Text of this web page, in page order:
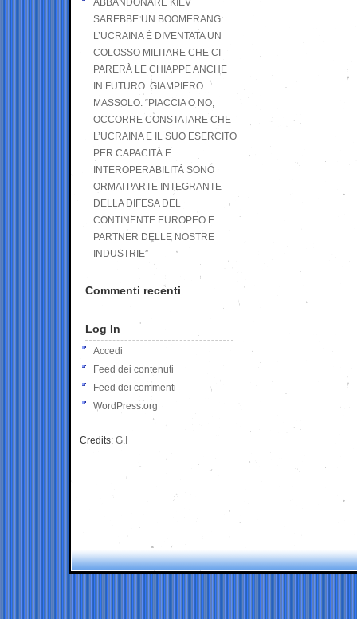
ABBANDONARE KIEV
SAREBBE UN BOOMERANG:
L’UCRAINA È DIVENTATA UN
COLOSSO MILITARE CHE CI
PARERÀ LE CHIAPPE ANCHE
IN FUTURO. GIAMPIERO
MASSOLO: “PIACCIA O NO,
OCCORRE CONSTATARE CHE
L’UCRAINA E IL SUO ESERCITO
PER CAPACITÀ E
INTEROPERABILITÀ SONO
ORMAI PARTE INTEGRANTE
DELLA DIFESA DEL
CONTINENTE EUROPEO E
PARTNER DELLE NOSTRE
INDUSTRIE”
Commenti recenti
Log In
Accedi
Feed dei contenuti
Feed dei commenti
WordPress.org
Credits: G.I